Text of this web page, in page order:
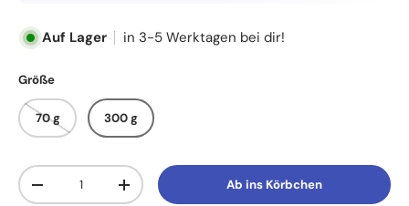
Auf Lager in 3-5 Werktagen bei dir!
Größe
70 g 300 g
Anzahl
Menge verringernMenge erhöhen Ab ins Körbchen